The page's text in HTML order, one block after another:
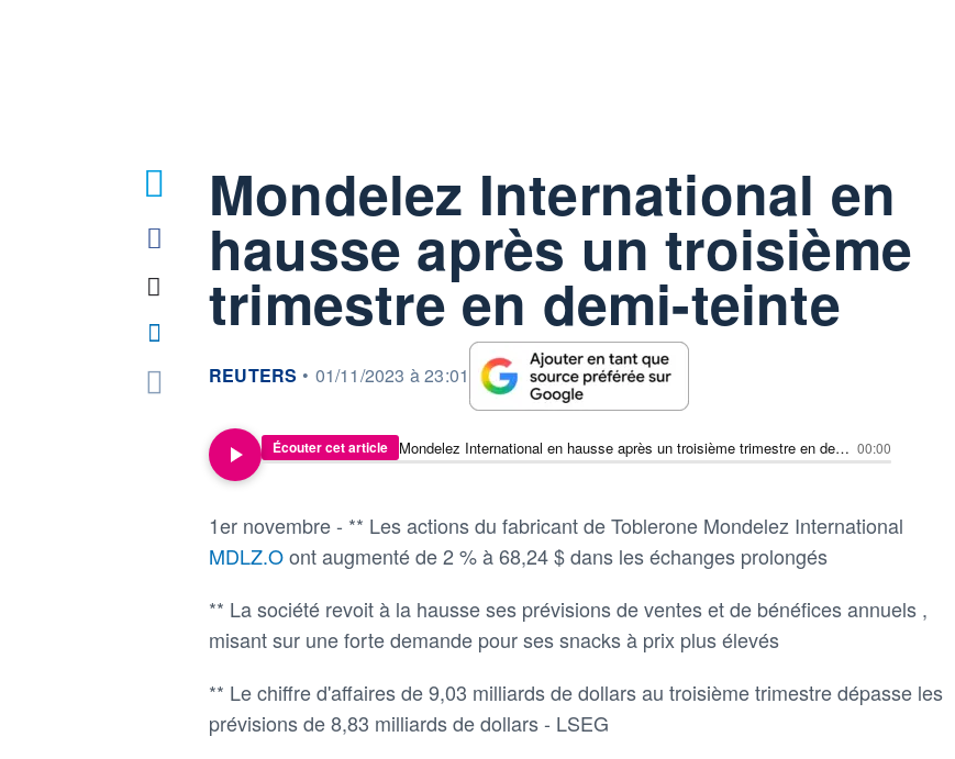
Mondelez International en
hausse après un troisième
trimestre en demi-teinte
information fournie par
REUTERS • 01/11/2023 à 23:01
Écouter cet article Mondelez International en hausse après un troisième trimestre en demi-teinte 00:00
1er novembre - ** Les actions du fabricant de Toblerone Mondelez International
MDLZ.Oont augmenté de 2 % à 68,24 $ dans les échanges prolongés
** La société revoit à la hausse ses prévisions de ventes et de bénéfices annuels ,
misant sur une forte demande pour ses snacks à prix plus élevés
** Le chiffre d'affaires de 9,03 milliards de dollars au troisième trimestre dépasse les
prévisions de 8,83 milliards de dollars - LSEG